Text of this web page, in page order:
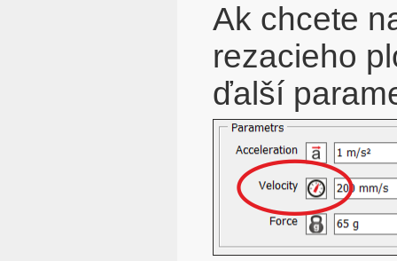
Ak chcete
rezacieho
ďalší